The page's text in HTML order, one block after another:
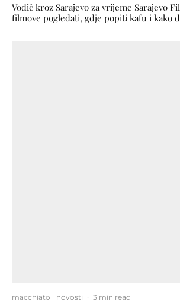
Vodič kroz Sarajevo za vrijeme Sarajevo
filmove pogledati, gdje popiti kafu i kako
macchiato novosti · 3 min read